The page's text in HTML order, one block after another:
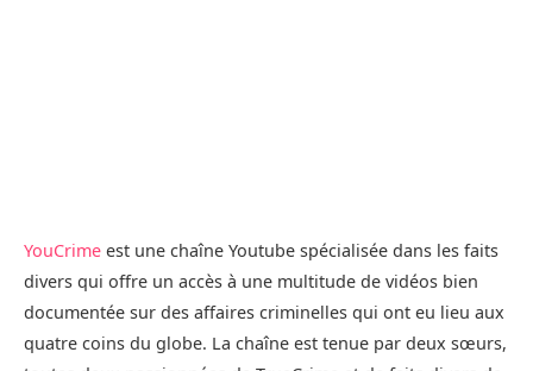
YouCrime est une chaîne Youtube spécialisée dans les faits
divers qui offre un accès à une multitude de vidéos bien
documentée sur des affaires criminelles qui ont eu lieu aux
quatre coins du globe. La chaîne est tenue par deux sœurs,